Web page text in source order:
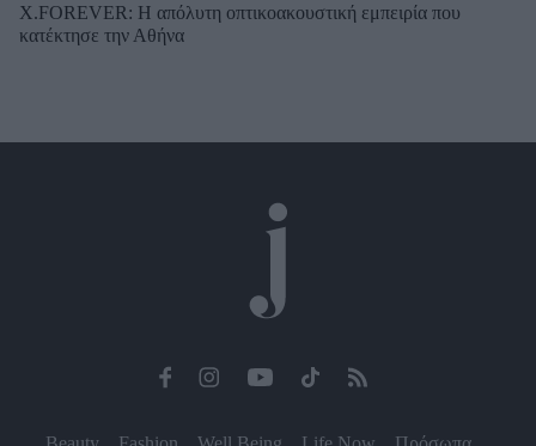
X.FOREVER: Η απόλυτη οπτικοακουστική εμπειρία που
κατέκτησε την Αθήνα